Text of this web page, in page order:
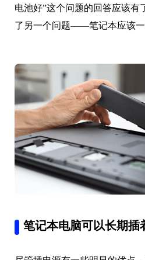
电池好”这个问题的回答应该有
了另一个问题——笔记本应该一
笔记本电脑可以长期插